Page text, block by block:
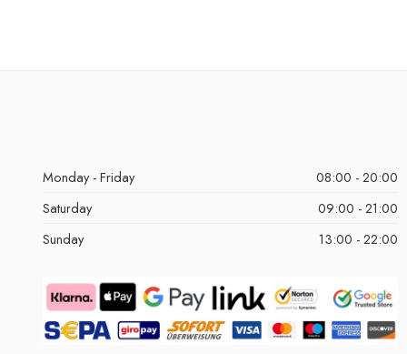
Monday - Friday
08:00 - 20:00
Saturday
09:00 - 21:00
Sunday
13:00 - 22:00